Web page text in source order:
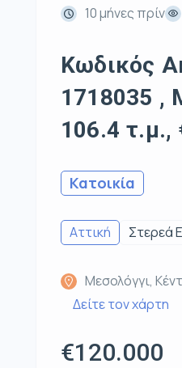
10 μήνες πρίν
Κωδικός
1718035 ,
106.4 τ.μ.,
Κατοικία
Αττική Στερεά
Μεσολόγγι,
Δείτε τον χάρτη
€120.000